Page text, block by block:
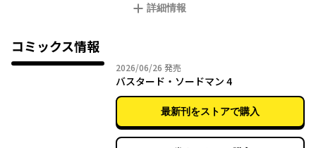
ドと比較すればリーチは物足りない。
俺、おっさんギルドマンのモングレルには夢があった。
それは平和にだらだら生きること。やろうと思えばギフトを使っ
た無双も、現代知識でこの異世界を一変させることもできるだろ
だけど俺はそうしない。ギルドで適当に働き、料理や釣りに勤し
み……時に人の役に立てれば、それで充分なのさ。
詳細情報
コミックス情報
2026/06/26 2026年06月26日
発売
バスタード・ソードマン 4
最新刊をストアで購入